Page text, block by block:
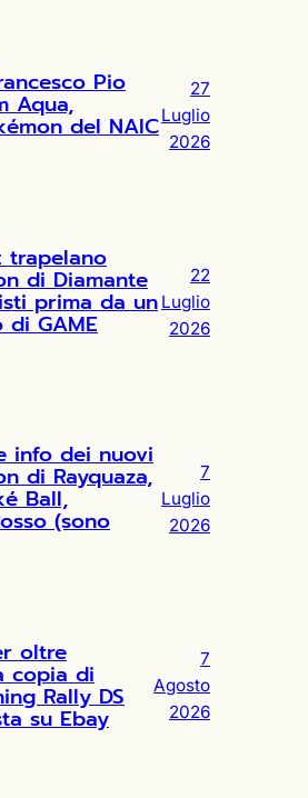
Pio
Aqua,
del NAIC
27
Luglio
2026
trapelano
di Diamante
prima da un
GAME
22
Luglio
2026
info dei nuovi
di Rayquaza,
Ball,
(sono
7
Luglio
2026
oltre
copia di
Rally DS
su Ebay
7
Agosto
2026